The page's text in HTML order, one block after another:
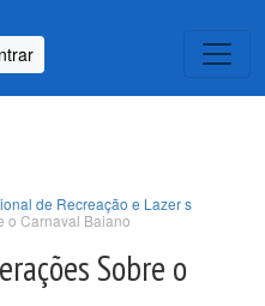
de Recreação e Lazer s
o Carnaval Baiano
Sobre o